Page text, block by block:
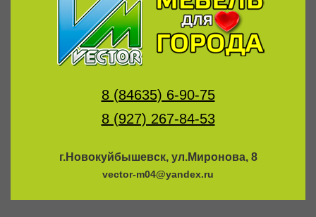
8 (84635) 6-90-75
8 (927) 267-84-53
г.Новокуйбышевск, ул.Миронова, 8
vector-m04@yandex.ru